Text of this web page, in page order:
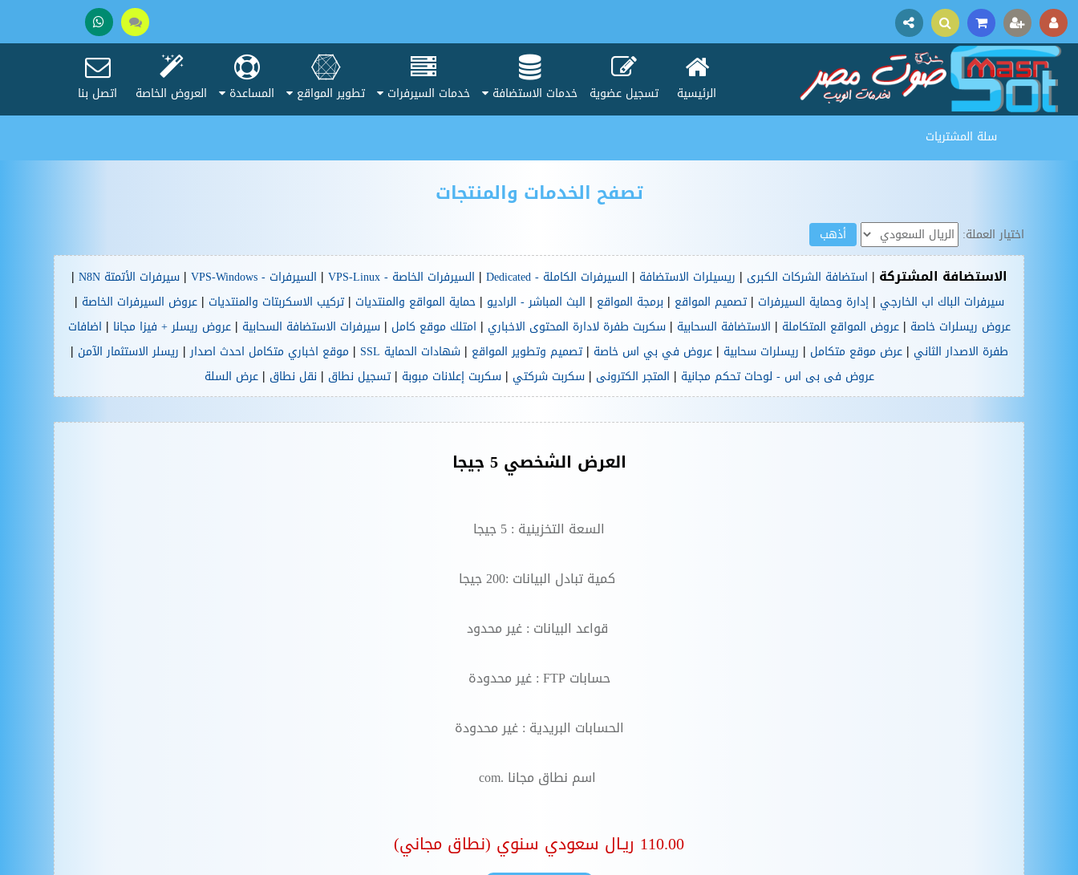
تحدث
مع
الرئيسية تسجيل عضوية خدمات الاستضافة خدمات السيرفرات تطوير المواقع المساعدة العروض الخاصة
اتصل بنا
سلة المشتريات
تصفح الخدمات والمنتجات
اختيار العملة:
الاستضافة المشتركة | استضافة الشركات الكبرى | ريسيلرات الاستضافة | السيرفرات الكاملة - Dedicated | السيرفرات الخاصة - VPS-Linux | السيرفرات - VPS-Windows |سيرفرات الأتمتة N8N |
سيرفرات الباك اب الخارجي |إدارة وحماية السيرفرات |تصميم المواقع | برمجة المواقع | البث المباشر - الراديو |حماية المواقع والمنتديات |تركيب الاسكربتات والمنتديات |عروض السيرفرات الخاصة |
عروض ريسلرات خاصة |عروض المواقع المتكاملة | الاستضافة السحابية |سكربت طفرة لادارة المحتوى الاخباري | امتلك موقع كامل |سيرفرات الاستضافة السحابية |عروض ريسلر + فيزا مجانا | اضافات
طفرة الاصدار الثاني |عرض موقع متكامل | ريسلرات سحابية |عروض في بي اس خاصة |تصميم وتطوير المواقع |شهادات الحماية SSL |موقع اخباري متكامل احدث اصدار| ريسلر الاستثمار الآمن |
عروض فى بى اس - لوحات تحكم مجانية | المتجر الكترونى |سكربت شركتي |سكربت إعلانات مبوبة |تسجيل نطاق | نقل نطاق |عرض السلة
العرض الشخصي 5 جيجا
السعة التخزينية : 5 جيجا
كمية تبادل البيانات :200 جيجا
قواعد البيانات : غير محدود
حسابات FTP : غير محدودة
الحسابات البريدية : غير محدودة
اسم نطاق مجانا .com
110.00 ريـال سعودي سنوي (نطاق مجاني)